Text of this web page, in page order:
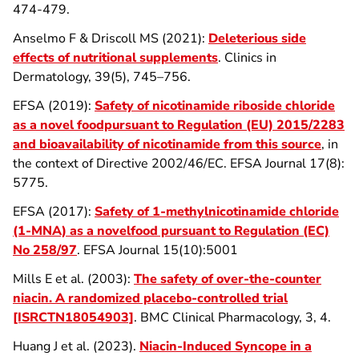
474-479.
Anselmo F & Driscoll MS (2021): Deleterious side
effects of nutritional supplements. Clinics in
Dermatology, 39(5), 745–756.
EFSA (2019): Safety of nicotinamide riboside chloride
as a novel foodpursuant to Regulation (EU) 2015/2283
and bioavailability of nicotinamide from this source, in
the context of Directive 2002/46/EC. EFSA Journal 17(8):
5775.
EFSA (2017): Safety of 1-methylnicotinamide chloride
(1-MNA) as a novelfood pursuant to Regulation (EC)
No 258/97. EFSA Journal 15(10):5001
Mills E et al. (2003): The safety of over-the-counter
niacin. A randomized placebo-controlled trial
[ISRCTN18054903]. BMC Clinical Pharmacology, 3, 4.
Huang J et al. (2023). Niacin-Induced Syncope in a